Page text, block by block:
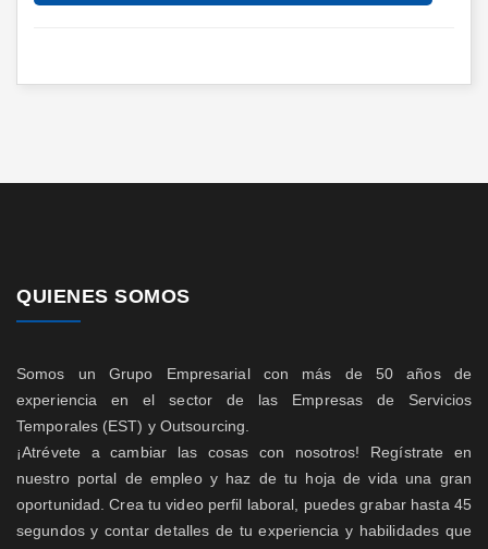
QUIENES SOMOS
Somos un Grupo Empresarial con más de 50 años de
experiencia en el sector de las Empresas de Servicios
Temporales (EST) y Outsourcing.
¡Atrévete a cambiar las cosas con nosotros! Regístrate en
nuestro portal de empleo y haz de tu hoja de vida una gran
oportunidad. Crea tu video perfil laboral, puedes grabar hasta 45
segundos y contar detalles de tu experiencia y habilidades que